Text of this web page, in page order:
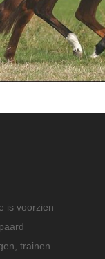
is voorzien
trainen